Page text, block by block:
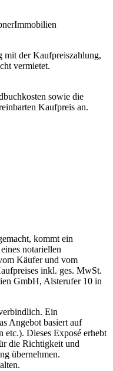
der Kaufpreiszahlung,
vermietet.
sowie die
Kaufpreis an.
kommt ein
notariellen
Käufer und vom
inkl. ges. MwSt.
GmbH, Alsterufer 10 in
Ein
Angebot basiert auf
etc.). Dieses Exposé erhebt
die Richtigkeit und
übernehmen.